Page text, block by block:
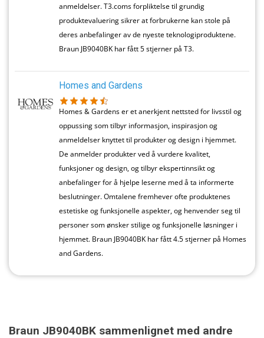
anmeldelser. T3.coms forpliktelse til grundig
produktevaluering sikrer at forbrukerne kan stole på
deres anbefalinger av de nyeste teknologiproduktene.
Braun JB9040BK har fått 5 stjerner på T3.
Homes and Gardens
Homes & Gardens er et anerkjent nettsted for livsstil og
oppussing som tilbyr informasjon, inspirasjon og
anmeldelser knyttet til produkter og design i hjemmet.
De anmelder produkter ved å vurdere kvalitet,
funksjoner og design, og tilbyr ekspertinnsikt og
anbefalinger for å hjelpe leserne med å ta informerte
beslutninger. Omtalene fremhever ofte produktenes
estetiske og funksjonelle aspekter, og henvender seg til
personer som ønsker stilige og funksjonelle løsninger i
hjemmet. Braun JB9040BK har fått 4.5 stjerner på Homes
and Gardens.
Braun JB9040BK sammenlignet med andre